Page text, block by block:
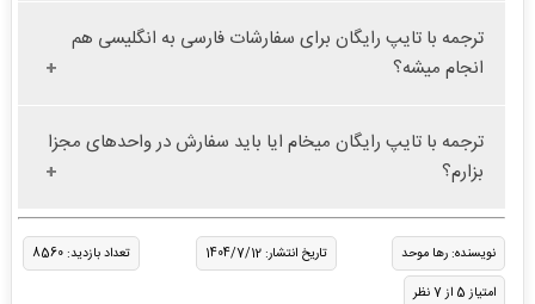
ترجمه با تایپ رایگان برای سفارشات فارسی به انگلیسی هم
انجام میشه؟
ترجمه با تایپ رایگان میخام ایا باید سفارش در واحدهای مجزا
بزارم؟
نویسنده: رها موحد تاریخ انتشار: 1404/7/12
تعداد بازدید: 8560
امتیاز 5 از 7 نظر